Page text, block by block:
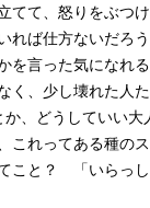
てて、怒りをぶつ
れば仕方ないだろ
言った気になれ
く、少し壊れた人
、どうしていい
これってある種の
こと？ 「いらっ